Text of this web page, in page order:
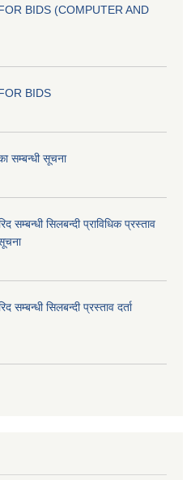
BIDS (COMPUTER AND
BIDS
सम्बन्धी सूचना
सम्बन्धी सिलबन्दी प्राविधिक प्रस्ताव
सम्बन्धी सिलबन्दी प्रस्ताव दर्ता